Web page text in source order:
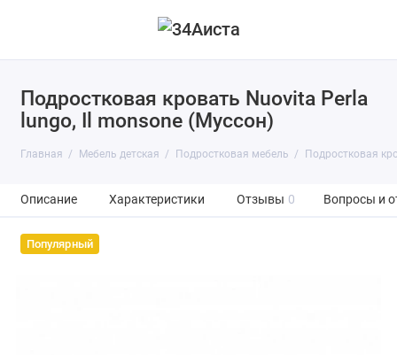
Подростковая кровать Nuovita Perla
lungo, Il monsone (Муссон)
Главная Мебель детская Подростковая мебель Подростковая
Описание Характеристики Отзывы 0 Вопросы и
Популярный